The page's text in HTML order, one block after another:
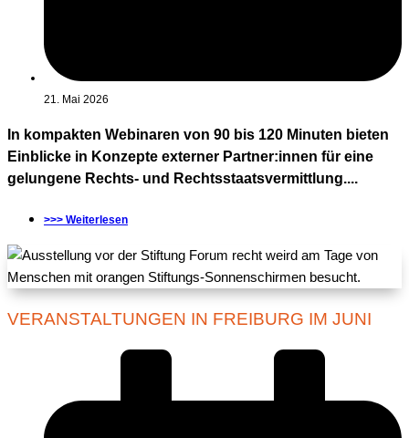
21. Mai 2026
In kompakten Webinaren von 90 bis 120 Minuten bieten
Einblicke in Konzepte externer Partner:innen für eine
gelungene Rechts- und Rechtsstaatsvermittlung....
>>> Weiterlesen
VERANSTALTUNGEN IN FREIBURG IM JUNI